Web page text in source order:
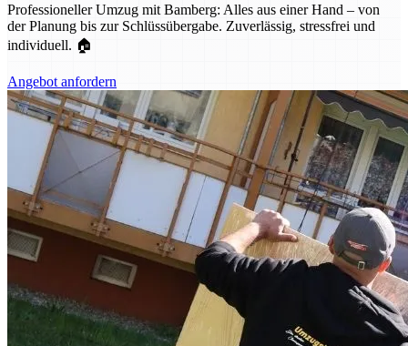
Professioneller Umzug mit Bamberg: Alles aus einer Hand – von
der Planung bis zur Schlüssübergabe. Zuverlässig, stressfrei und
individuell. 🏠
Angebot anfordern